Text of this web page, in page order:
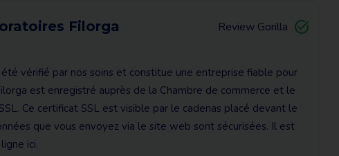
Filorga Review Gorilla
vérifié par nos soins et constitue une entreprise fiable pour
est enregistré auprès de la Chambre de commerce et le
Ce certificat SSL est visible par le cadenas placé devant le
que vous envoyez via le site web sont sécurisées. Il est
ici.